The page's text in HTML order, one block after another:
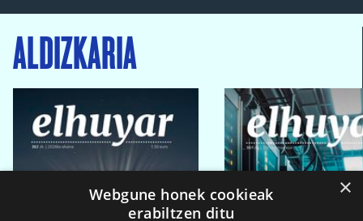
ALDIZKARIA
×
Webgune honek cookieak
erabiltzen ditu